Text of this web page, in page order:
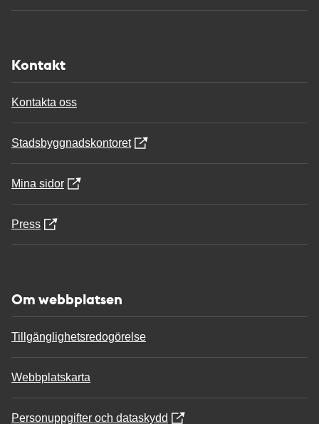
Kontakt
Kontakta oss
Stadsbyggnadskontoret
Mina sidor
Press
Om webbplatsen
Tillgänglighetsredogörelse
Webbplatskarta
Personuppgifter och dataskydd